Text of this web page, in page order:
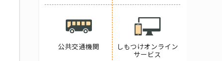
公共交通機関
しもつけオンライン
サービス